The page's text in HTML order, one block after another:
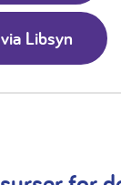
Libsyn